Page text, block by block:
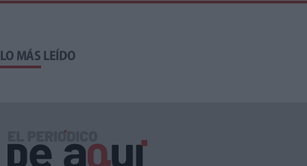
LO MÁS LEÍDO